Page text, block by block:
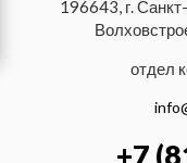
196643, г.
отдел
+7